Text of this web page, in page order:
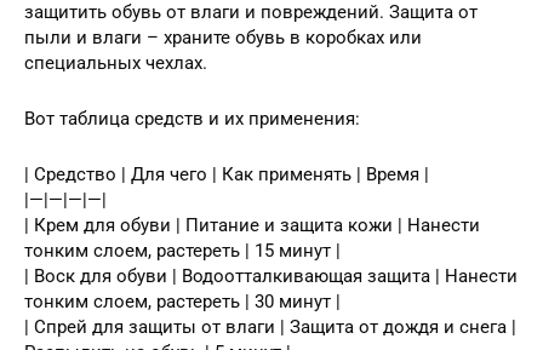
защитить обувь от влаги и повреждений. Защита от
пыли и влаги – храните обувь в коробках или
специальных чехлах.
Вот таблица средств и их применения:
| Средство | Для чего | Как применять | Время |
|—|—|—|—|
| Крем для обуви | Питание и защита кожи | Нанести
тонким слоем, растереть | 15 минут |
| Воск для обуви | Водоотталкивающая защита | Нанести
тонким слоем, растереть | 30 минут |
| Спрей для защиты от влаги | Защита от дождя и снега |